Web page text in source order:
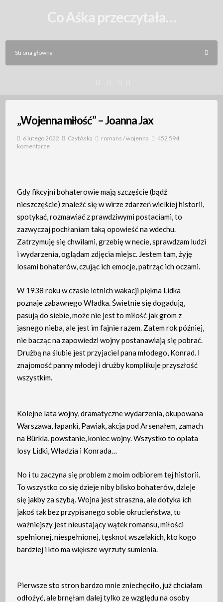
Co Aśka przeczytała…
Strona główna
„Wojenna miłość” – Joanna Jax
6 lutego 2022 CzytAska romans /wojenna
452 594
komentarze
Gdy fikcyjni bohaterowie mają szczęście (bądź
nieszczęście) znaleźć się w wirze zdarzeń wielkiej historii,
spotykać, rozmawiać z prawdziwymi postaciami, to
zazwyczaj pochłaniam taką opowieść na wdechu.
Zatrzymuję się chwilami, grzebię w necie, sprawdzam ludzi
i wydarzenia, oglądam zdjęcia miejsc. Jestem tam, żyję
losami bohaterów, czując ich emocje, patrząc ich oczami.
W 1938 roku w czasie letnich wakacji piękna Lidka
poznaje zabawnego Władka. Świetnie się dogadują,
pasują do siebie, może nie jest to miłość jak grom z
jasnego nieba, ale jest im fajnie razem. Zatem rok później,
nie bacząc na zapowiedzi wojny postanawiają się pobrać.
Drużbą na ślubie jest przyjaciel pana młodego, Konrad. I
znajomość panny młodej i drużby komplikuje przyszłość
wszystkim.
Kolejne lata wojny, dramatyczne wydarzenia, okupowana
Warszawa, łapanki, Pawiak, akcja pod Arsenałem, zamach
na Bürkla, powstanie, koniec wojny. Wszystko to oplata
losy Lidki, Władzia i Konrada…
No i tu zaczyna się problem z moim odbiorem tej historii.
To wszystko co się dzieje niby blisko bohaterów, dzieje
się jakby za szybą. Wojna jest straszna, ale dotyka ich
jakoś tak bez przypisanego sobie okrucieństwa, tu
ważniejszy jest nieustający wątek romansu, miłości
spełnionej, niespełnionej, tęsknot wszelakich, kto kogo
bardziej i kto ma większe wyrzuty sumienia.
Pierwsze sto stron bardzo mnie zniechęciło, już chciałam
odłożyć, ale brnęłam dalej tylko ze względu na osoby